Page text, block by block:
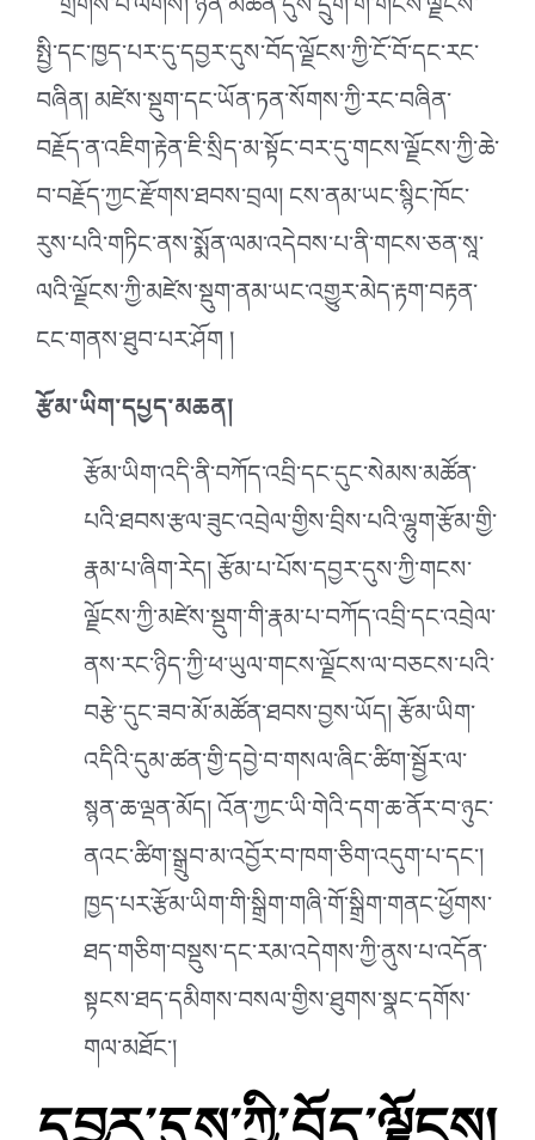
སྤྱི་དང་ཁྱད་པར་དུ་དབྱར་དུས་བོད་ལྗོངས་ཀྱི་ངོ་བོ་དང་རང་
བཞིན། མཛེས་སྡུག་དང་ཡོན་ཏན་སོགས་ཀྱི་རང་བཞིན་
བརྗོད་ན་འཇིག་རྟེན་ཇི་སྲིད་མ་སྟོང་བར་དུ་གངས་ལྗོངས་ཀྱི་ཆེ་
བ་བརྗོད་ཀྱང་རྫོགས་ཐབས་བྲལ། ངས་ནམ་ཡང་སྙིང་ཁོང་
རུས་པའི་གཏིང་ནས་སྨོན་ལམ་འདེབས་པ་ནི་གངས་ཅན་སཱ་
ལའི་ལྗོངས་ཀྱི་མཛེས་སྡུག་ནམ་ཡང་འགྱུར་མེད་རྟག་བརྟན་
ངང་གནས་ཐུབ་པར་ཤོག །
རྩོམ་ཡིག་དཔྱད་མཆན།
རྩོམ་ཡིག་འདི་ནི་བཀོད་འབྲི་དང་དུང་སེམས་མཚོན་
པའི་ཐབས་རྩལ་ཟུང་འབྲེལ་གྱིས་བྲིས་པའི་ལྷུག་རྩོམ་གྱི་
རྣམ་པ་ཞིག་རེད། རྩོམ་པ་པོས་དབྱར་དུས་ཀྱི་གངས་
ལྗོངས་ཀྱི་མཛེས་སྡུག་གི་རྣམ་པ་བཀོད་འབྲི་དང་འབྲེལ་
ནས་རང་ཉིད་ཀྱི་ཕ་ཡུལ་གངས་ལྗོངས་ལ་བཅངས་པའི་
བརྩེ་དུང་ཟབ་མོ་མཚོན་ཐབས་བྱས་ཡོད། རྩོམ་ཡིག་
འདིའི་དུམ་ཚན་གྱི་དབྱེ་བ་གསལ་ཞིང་ཚིག་སྦྱོར་ལ་
སྙན་ཆ་ལྡན་མོད། འོན་ཀྱང་ཡི་གེའི་དག་ཆ་ནོར་བ་ཉུང་
ནའང་ཚིག་སྒྲུབ་མ་འབྱོར་བ་ཁག་ཅིག་འདུག་པ་དང༌།
ཁྱད་པར་རྩོམ་ཡིག་གི་སྒྲིག་གཞི་གོ་སྒྲིག་གནང་ཕྱོགས་
ཐད་གཅིག་བསྡུས་དང་རམ་འདེགས་ཀྱི་ནུས་པ་འདོན་
སྟངས་ཐད་དམིགས་བསལ་གྱིས་ཐུགས་སྣང་དགོས་
གལ་མཐོང༌།